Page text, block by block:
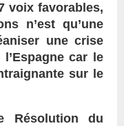
voix favorables,
n’est qu’une
une crise
car le
sur le
Résolution du